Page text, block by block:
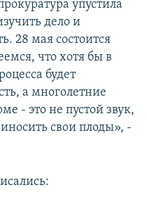
упустила
дело и
28 мая состоится
что хотя бы в
будет
а многолетние
- это не пустой звук,
свои плоды», -